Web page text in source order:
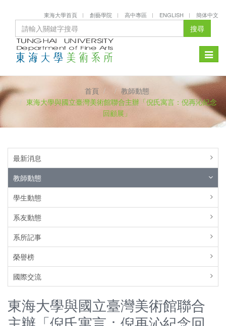
東海大學首頁 創藝學院 高中專區 ENGLISH 簡体中文
搜尋
Toggle
首頁
教師動態
東海大學與國立臺灣美術館聯合主辦「倪氏寓言：倪再沁紀念
回顧展」
最新消息
教師動態
學生動態
系友動態
系所記事
榮譽榜
國際交流
東海大學與國立臺灣美術館聯合